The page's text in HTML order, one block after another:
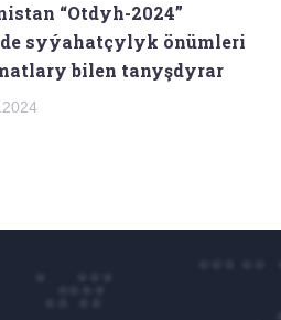
“Otdyh-2024”
syýahatçylyk önümleri
bilen tanyşdyrar